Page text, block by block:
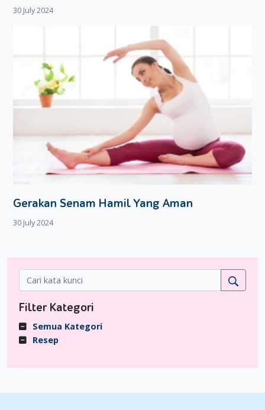
30 July 2024
Gerakan Senam Hamil Yang Aman
30 July 2024
Filter Kategori
Semua Kategori
Resep